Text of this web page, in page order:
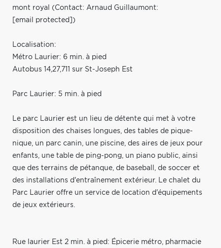
mont royal (Contact: Arnaud Guillaumont:
[email protected] )
Localisation:
Métro Laurier: 6 min. à pied
Autobus 14,27,711 sur St-Joseph Est
Parc Laurier: 5 min. à pied
Le parc Laurier est un lieu de détente qui met à votre
disposition des chaises longues, des tables de pique-
nique, un parc canin, une piscine, des aires de jeux pour
enfants, une table de ping-pong, un piano public, ainsi
que des terrains de pétanque, de baseball, de soccer et
des installations d'entraînement extérieur. Le chalet du
Parc Laurier offre un service de location d'équipements
de jeux extérieurs.
Rue laurier Est 2 min. à pied: Épicerie métro, pharmacie